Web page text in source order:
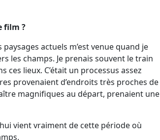
film ?
paysages actuels m’est venue quand je
les champs. Je prenais souvent le train
lieux. C’était un processus assez
provenaient d’endroits très proches de
magnifiques au départ, prenaient une
vient vraiment de cette période où